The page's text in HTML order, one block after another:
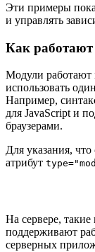
Эти примеры
и управлять
Как работают
Модули работают
использовать
Например,
для JavaScript и
браузерами.
Для указания,
атрибут
На сервере,
поддерживают
серверных